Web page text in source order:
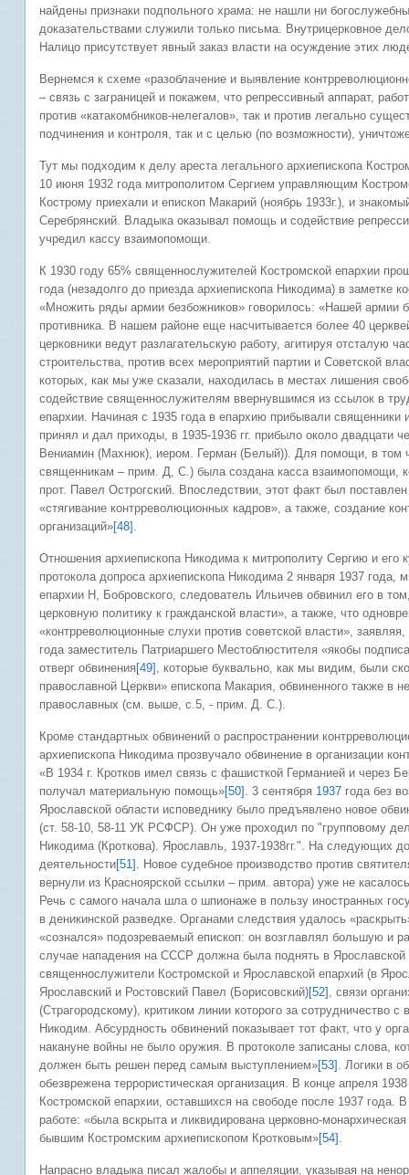
найдены признаки подпольного храма: не нашли ни
доказательствами служили только письма. Внутрицерковное
Налицо присутствует явный заказ власти на осуждение этих
Вернемся к схеме «разоблачение и выявление
– связь с заграницей и покажем, что репрессивный аппарат,
против «катакомбников-нелегалов», так и против легально
подчинения и контроля, так и с целью (по возможности),
Тут мы подходим к делу ареста легального архиепископа
10 июня 1932 года митрополитом Сергием управляющим
Кострому приехали и епископ Макарий (ноябрь 1933г.), и
Серебрянский. Владыка оказывал помощь и содействие
учредил кассу взаимопомощи.
К 1930 году 65% священнослужителей Костромской епархии
года (незадолго до приезда архиепископа Никодима) в заметке
«Множить ряды армии безбожников» говорилось: «Нашей армии
противника. В нашем районе еще насчитывается более 40
церковники ведут разлагательскую работу, агитируя отсталую
строительства, против всех мероприятий партии и Советской
которых, как мы уже сказали, находилась в местах лишения
содействие священнослужителям ввернувшимся из ссылок в
епархии. Начиная с 1935 года в епархию прибывали
принял и дал приходы, в 1935-1936 гг. прибыло около двадцати
Вениамин (Махнюк), иером. Герман (Белый)). Для помощи, в том
священникам – прим. Д, С.) была создана касса взаимопомощи,
прот. Павел Острогский. Впоследствии, этот факт был
«стягивание контрреволюционных кадров», а также, создание
организаций»[48] .
Отношения архиепископа Никодима к митрополиту Сергию и его
протокола допроса архиепископа Никодима 2 января 1937 года,
епархии Н, Бобровского, следователь Ильичев обвинил его в
церковную политику к гражданской власти», а также, что
«контрреволюционные слухи против советской власти»,
года заместитель Патриаршего Местоблюстителя «якобы
отверг обвинения [49] , которые буквально, как мы видим, были
православной Церкви» епископа Макария, обвиненного также в
православных (см. выше, с.5, - прим. Д. С.).
Кроме стандартных обвинений о распространении
архиепископа Никодима прозвучало обвинение в организации
«В 1934 г. Кротков имел связь с фашисткой Германией и через
получал материальную помощь»[50] . 3 сентября 1937 года без
Ярославской области исповеднику было предъявлено новое
(ст. 58-10, 58-11 УК РСФСР). Он уже проходил по "групповому
Никодима (Кроткова). Ярославль, 1937-1938гг.". На следующих
деятельности[51] . Новое судебное производство против
вернули из Красноярской ссылки – прим. автора) уже не
Речь с самого начала шла о шпионаже в пользу иностранных
в деникинской разведке. Органами следствия удалось
«сознался» подозреваемый епископ: он возглавлял большую и
случае нападения на СССР должна была поднять в Ярославской
священнослужители Костромской и Ярославской епархий (в
Ярославский и Ростовский Павел (Борисовский)[52] , связи
(Страгородскому), критиком линии которого за сотрудничество
Никодим. Абсурдность обвинений показывает тот факт, что у
накануне войны не было оружия. В протоколе записаны слова,
должен быть решен перед самым выступлением»[53] . Логики в
обезврежена террористическая организация. В конце апреля
Костромской епархии, оставшихся на свободе после 1937
работе: «была вскрыта и ликвидирована церковно-
бывшим Костромским архиепископом Кротковым»[54] .
Напрасно владыка писал жалобы и аппеляции, указывая на